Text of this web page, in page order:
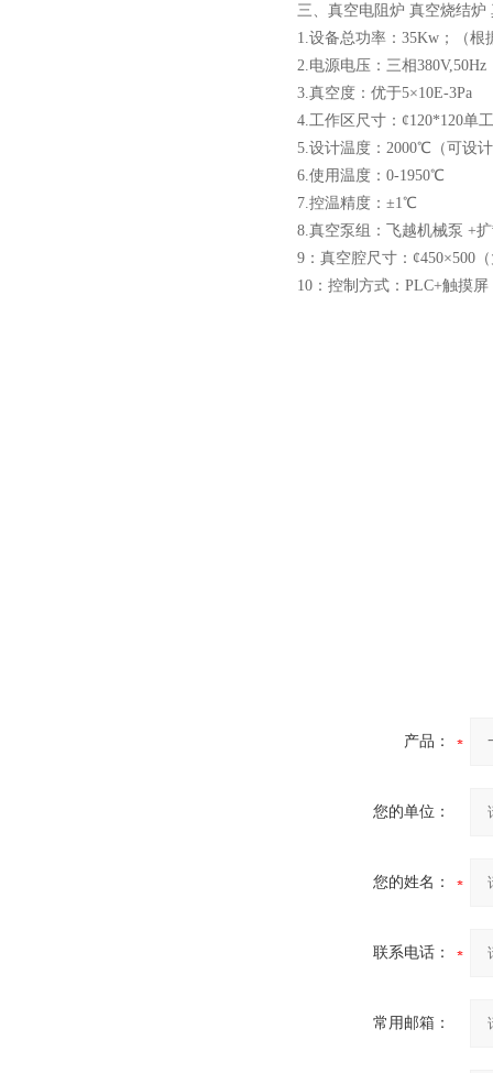
三、真空电阻炉 真空烧结炉
1.设备总功率：35Kw；（
2.电源电压：三相380V,50Hz
3.真空度：优于5×10E-3Pa
4.工作区尺寸：¢120*120单
5.设计温度：2000℃（可设
6.使用温度：0-1950℃
7.控温精度：±1℃
8.真空泵组：飞越机械泵 +
9：真空腔尺寸：¢450×500
10：控制方式：PLC+触摸屏
产品：
您的单位：
您的姓名：
联系电话：
常用邮箱：